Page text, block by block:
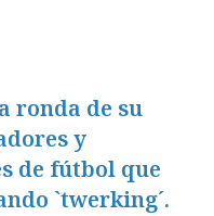
ronda de su
y
de fútbol que
`twerking´.